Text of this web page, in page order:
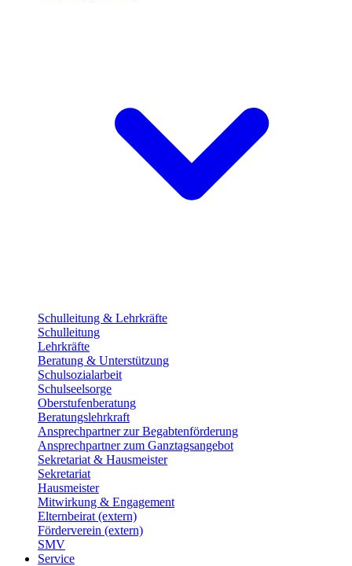
Schulleitung & Lehrkräfte
Schulleitung
Lehrkräfte
Beratung & Unterstützung
Schulsozialarbeit
Schulseelsorge
Oberstufenberatung
Beratungslehrkraft
Ansprechpartner zur Begabtenförderung
Ansprechpartner zum Ganztagsangebot
Sekretariat & Hausmeister
Sekretariat
Hausmeister
Mitwirkung & Engagement
Elternbeirat (extern)
Förderverein (extern)
SMV
Service